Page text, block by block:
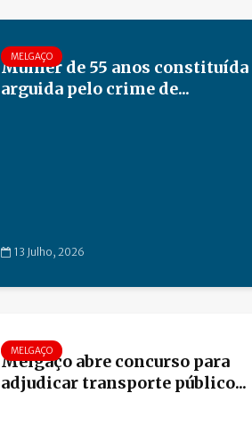
MELGAÇO
Mulher de 55 anos constituída
arguida pelo crime de...
13 Julho, 2026
MELGAÇO
Melgaço abre concurso para
adjudicar transporte público...